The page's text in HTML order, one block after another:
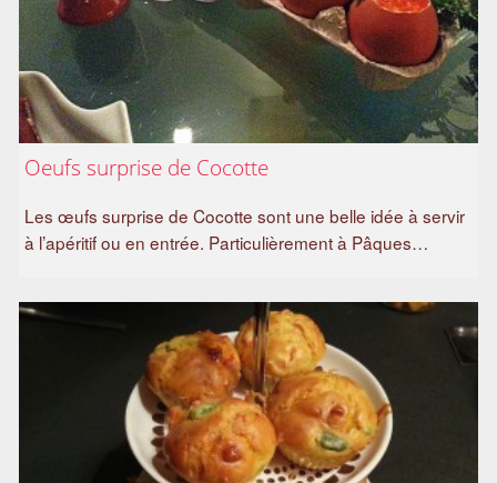
Oeufs surprise de Cocotte
Les œufs surprise de Cocotte sont une belle idée à servir
à l’apéritif ou en entrée. Particulièrement à Pâques…